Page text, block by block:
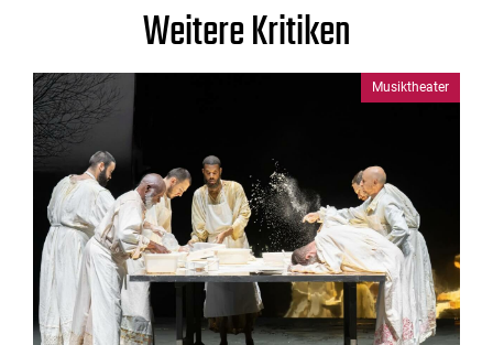
Weitere Kritiken
Musiktheater